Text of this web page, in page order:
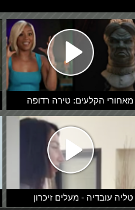
מאחורי הקלעים: טירה רדופה
טליה עובדיה - מעלים זיכרון